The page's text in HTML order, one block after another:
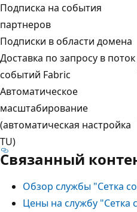
Подписка на события
партнеров
Подписки в области домена
Доставка по запросу в поток
событий Fabric
Автоматическое
масштабирование
(автоматическая настройка
TU)
Связанный
Обзор службы "Сетка
Цены на службу "Сетка